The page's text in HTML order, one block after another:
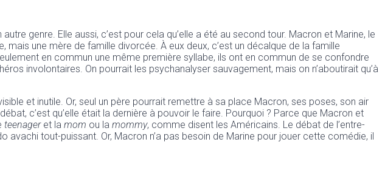
genre. Elle aussi, c’est pour cela qu’elle a été au second tour. Macron et Marine, le
mais une mère de famille divorcée. À eux deux, c’est un décalque de la famille
en commun une même première syllabe, ils ont en commun de se confondre
involontaires. On pourrait les psychanalyser sauvagement, mais on n’aboutirait qu’à
et inutile. Or, seul un père pourrait remettre à sa place Macron, ses poses, son air
c’est qu’elle était la dernière à pouvoir le faire. Pourquoi ? Parce que Macron et
teenageret la mom ou la mommy, comme disent les Américains. Le débat de l’entre-
tout-puissant. Or, Macron n’a pas besoin de Marine pour jouer cette comédie, il